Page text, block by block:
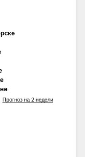
Прогноз на 2 недели